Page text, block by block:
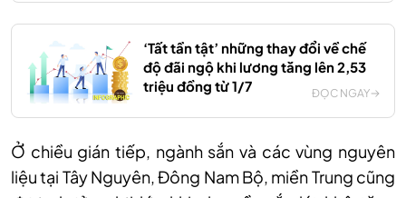
‘Tất tần tật’ những thay đổi về chế
độ đãi ngộ khi lương tăng lên 2,53
triệu đồng từ 1/7
ĐỌC NGAY
Ở chiều gián tiếp, ngành sắn và các vùng nguyên
liệu tại Tây Nguyên, Đông Nam Bộ, miền Trung cũng